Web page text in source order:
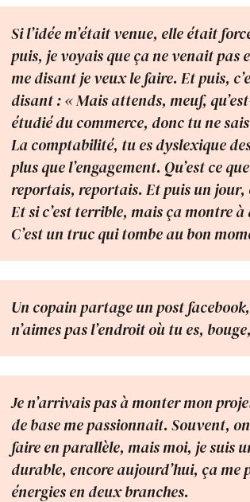
Si l’idée m’était venue, elle était
puis, je voyais que ça ne venait pas
me disant je veux le faire. Et puis,
disant : « Mais attends, meuf,
étudié du commerce, donc tu ne
La comptabilité, tu es dyslexique
plus que l’engagement. Qu’est ce
reportais, reportais. Et puis un
Et si c’est terrible, mais ça montre à
C’est un truc qui tombe au bon
Un copain partage un post
n’aimes pas l’endroit où tu es,
Je n’arrivais pas à monter mon
de base me passionnait. Souvent,
faire en parallèle, mais moi, je suis
durable, encore aujourd’hui, ça me
énergies en deux branches.